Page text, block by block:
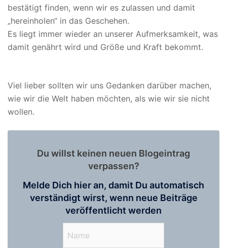
bestätigt finden, wenn wir es zulassen und damit
„hereinholen“ in das Geschehen.
Es liegt immer wieder an unserer Aufmerksamkeit, was
damit genährt wird und Größe und Kraft bekommt.
Viel lieber sollten wir uns Gedanken darüber machen,
wie wir die Welt haben möchten, als wie wir sie nicht
wollen.
Du willst keinen neuen Blogeintrag
verpassen?
Melde Dich hier an, damit Du automatisch
verständigt wirst, wenn neue Beiträge
veröffentlicht werden